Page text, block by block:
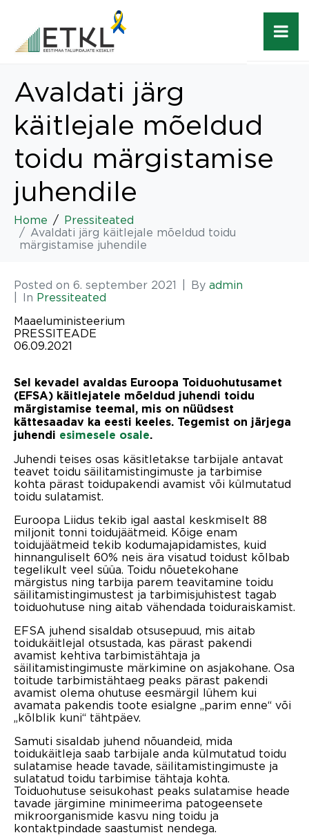
Avaldati järg
käitlejale mõeldud
toidu märgistamise
juhendile
Home
Pressiteated
Avaldati järg käitlejale mõeldud toidu
märgistamise juhendile
Posted on 6. september 2021 By admin
In Pressiteated
Maaeluministeerium
PRESSITEADE
06.09.2021
Sel kevadel avaldas Euroopa Toiduohutusamet
(EFSA) käitlejatele mõeldud juhendi toidu
märgistamise teemal, mis on nüüdsest
kättesaadav ka eesti keeles. Tegemist on järjega
juhendi esimesele osale.
Juhendi teises osas käsitletakse tarbijale antavat
teavet toidu säilitamistingimuste ja tarbimise
kohta pärast toidupakendi avamist või külmutatud
toidu sulatamist.
Euroopa Liidus tekib igal aastal keskmiselt 88
miljonit tonni toidujäätmeid. Kõige enam
toidujäätmeid tekib kodumajapidamistes, kuid
hinnanguliselt 60% neis ära visatud toidust kõlbab
tegelikult veel süüa. Toidu nõuetekohane
märgistus ning tarbija parem teavitamine toidu
säilitamistingimustest ja tarbimisjuhistest tagab
toiduohutuse ning aitab vähendada toiduraiskamist.
EFSA juhend sisaldab otsusepuud, mis aitab
toidukäitlejal otsustada, kas pärast pakendi
avamist kehtiva tarbimistähtaja ja
säilitamistingimuste märkimine on asjakohane. Osa
toitude tarbimistähtaeg peaks pärast pakendi
avamist olema ohutuse eesmärgil lühem kui
avamata pakendis toote esialgne „parim enne“ või
„kõlblik kuni“ tähtpäev.
Samuti sisaldab juhend nõuandeid, mida
toidukäitleja saab tarbijale anda külmutatud toidu
sulatamise heade tavade, säilitamistingimuste ja
sulatatud toidu tarbimise tähtaja kohta.
Toiduohutuse seisukohast peaks sulatamise heade
tavade järgimine minimeerima patogeensete
mikroorganismide kasvu ning toidu ja
kontaktpindade saastumist nendega.